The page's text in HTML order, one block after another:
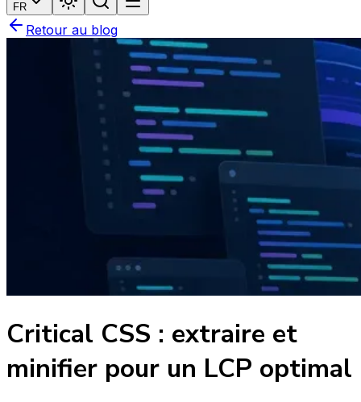
FR
Retour au blog
Critical CSS : extraire et
minifier pour un LCP optimal